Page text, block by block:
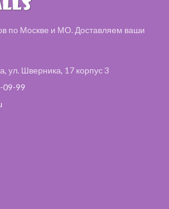
по Москве и МО. Доставляем ваши
ул. Шверника, 17 корпус 3
09-99